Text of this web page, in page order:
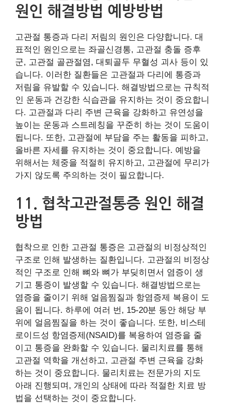
원인 해결방법 예방방법
고관절 통증과 다리 저림의 원인은 다양합니다. 대
표적인 원인으로는 좌골신경통, 고관절 충돌 증후
군, 고관절 골관절염, 대퇴골두 무혈성 괴사 등이 있
습니다. 이러한 질환들은 고관절과 다리에 통증과
저림을 유발할 수 있습니다. 해결방법으로는 규칙적
인 운동과 건강한 식습관을 유지하는 것이 중요합니
다. 고관절과 다리 주변 근육을 강화하고 유연성을
높이는 운동과 스트레칭을 꾸준히 하는 것이 도움이
됩니다. 또한, 고관절에 부담을 주는 활동을 피하고,
올바른 자세를 유지하는 것이 중요합니다. 예방을
위해서는 체중을 적절히 유지하고, 고관절에 무리가
가지 않도록 주의하는 것이 필요합니다.
11. 협착고관절통증 원인 해결
방법
협착으로 인한 고관절 통증은 고관절의 비정상적인
구조로 인해 발생하는 질환입니다. 고관절의 비정상
적인 구조로 인해 뼈와 뼈가 부딪히면서 염증이 생
기고 통증이 발생할 수 있습니다. 해결방법으로는
염증을 줄이기 위해 얼음찜질과 항염증제 복용이 도
움이 됩니다. 하루에 여러 번, 15-20분 동안 해당 부
위에 얼음찜질을 하는 것이 좋습니다. 또한, 비스테
로이드성 항염증제(NSAID)를 복용하여 염증을 줄
이고 통증을 완화할 수 있습니다. 물리치료를 통해
고관절 역학을 개선하고, 고관절 주변 근육을 강화
하는 것이 중요합니다. 물리치료는 전문가의 지도
아래 진행되며, 개인의 상태에 따라 적절한 치료 방
법을 선택하는 것이 중요합니다.